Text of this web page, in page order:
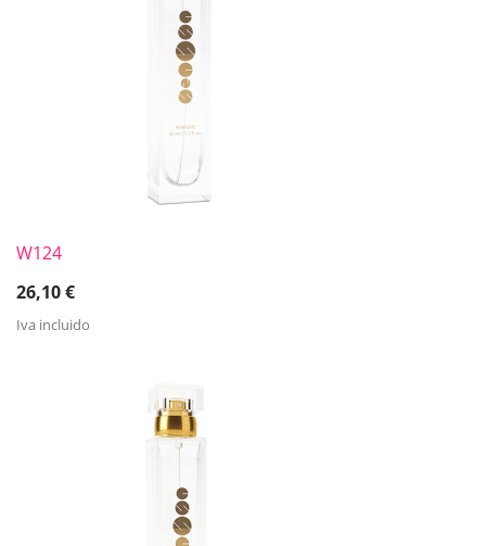
W124
26,10€
Iva incluido